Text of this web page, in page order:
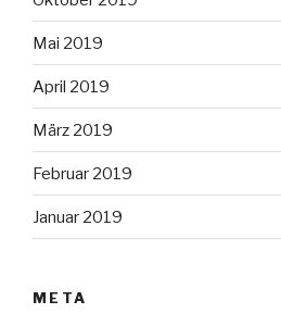
Mai 2019
April 2019
März 2019
Februar 2019
Januar 2019
META